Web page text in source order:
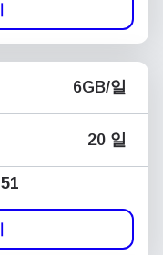
6GB/일
20 일
51